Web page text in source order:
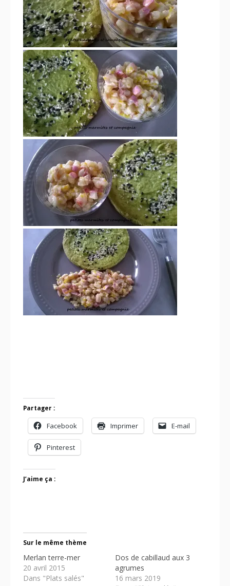
Partager :
Facebook Imprimer E-mail
Pinterest
J’aime ça :
Sur le même thème
Merlan terre-mer
20 avril 2015
Dans "Plats salés"
Dos de cabillaud aux 3
agrumes
16 mars 2019